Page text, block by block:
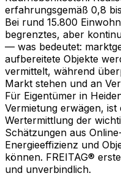
erfahrungsgemäß 0,8
Bei rund 15.800
begrenztes, aber
— was bedeutet:
aufbereitete Objekte
vermittelt, während
Markt stehen und an
Für Eigentümer in
Vermietung erwägen, ist
Wertermittlung der
Schätzungen aus
Energieeffizienz und
können. FREITAG®
und unverbindlich.